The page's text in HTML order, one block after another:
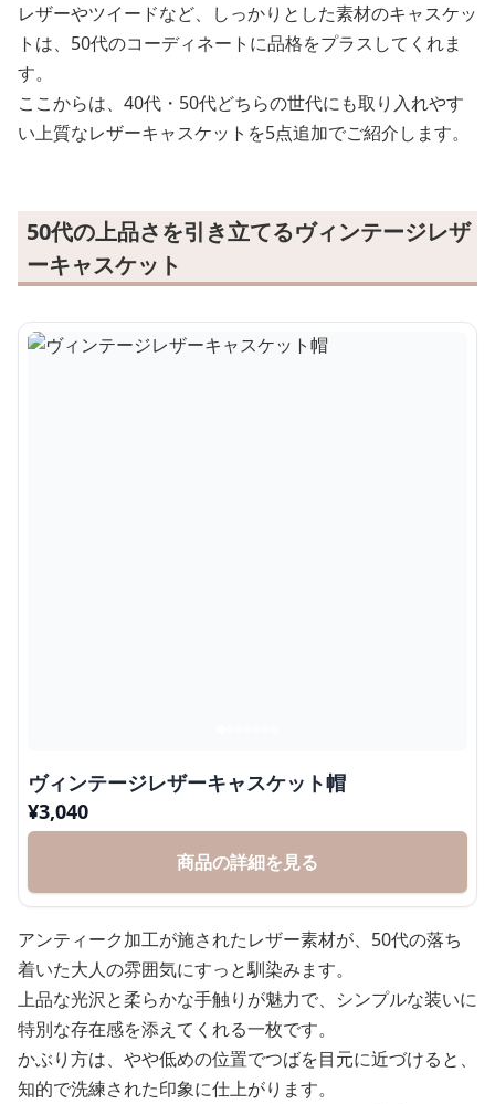
レザーやツイードなど、しっかりとした素材のキャスケッ
トは、50代のコーディネートに品格をプラスしてくれま
す。
ここからは、40代・50代どちらの世代にも取り入れやす
い上質なレザーキャスケットを5点追加でご紹介します。
50代の上品さを引き立てるヴィンテージレザ
ーキャスケット
ヴィンテージレザーキャスケット帽
¥3,040
商品の詳細を見る
アンティーク加工が施されたレザー素材が、50代の落ち
着いた大人の雰囲気にすっと馴染みます。
上品な光沢と柔らかな手触りが魅力で、シンプルな装いに
特別な存在感を添えてくれる一枚です。
かぶり方は、やや低めの位置でつばを目元に近づけると、
知的で洗練された印象に仕上がります。